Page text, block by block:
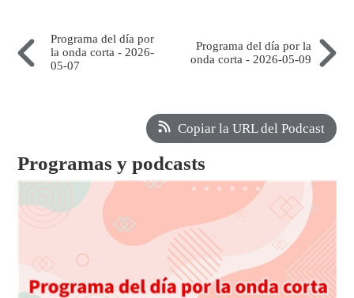
Programa del día por
la onda corta - 2026-
05-07
Programa del día por la
onda corta - 2026-05-09
Copiar la URL del Podcast
Programas y podcasts